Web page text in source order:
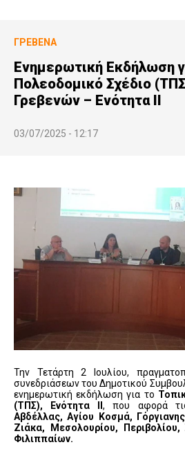
ΓΡΕΒΕΝΆ
Ενημερωτική Εκδήλωση
Πολεοδομικό Σχέδιο
Γρεβενών – Ενότητα ΙΙ
03/07/2025 - 12:17
Την Τετάρτη 2 Ιουλίου,
συνεδριάσεων του Δημοτικού
ενημερωτική εκδήλωση για το
(ΤΠΣ), Ενότητα ΙΙ, που αφορά
Αβδέλλας, Αγίου Κοσμά,
Ζιάκα, Μεσολουρίου, Περιβολίου,
Φιλιππαίων.